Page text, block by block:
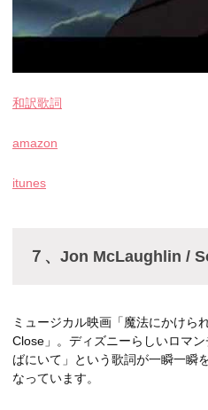
和訳歌詞
amazon
itunes
７、Jon McLaughlin /
ミュージカル映画「魔法にかけら
Close」。ディズニーらしいロマ
ばにいて」という歌詞が一瞬一瞬
なっています。